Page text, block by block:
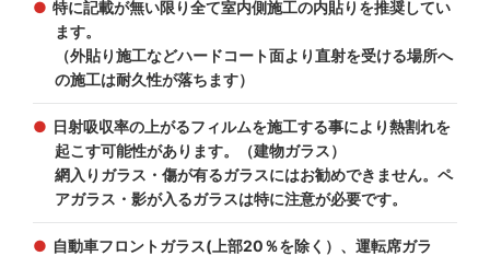
特に記載が無い限り全て室内側施工の内貼りを推奨してい
ます。
（外貼り施工などハードコート面より直射を受ける場所へ
の施工は耐久性が落ちます）
日射吸収率の上がるフィルムを施工する事により熱割れを
起こす可能性があります。（建物ガラス）
網入りガラス・傷が有るガラスにはお勧めできません。ペ
アガラス・影が入るガラスは特に注意が必要です。
自動車フロントガラス(上部20％を除く）、運転席ガラ